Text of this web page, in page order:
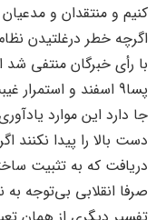
کنیم و منتقدان و
اگرچه خطر درغلتیدن نظام
با رأی خبرگان منتفی
پسا9 اسفند و
جا دارد این موارد
دست بالا را پیدا نکنند
دریافت که به تثبیت
صرفا انقلابی بی‌توجه